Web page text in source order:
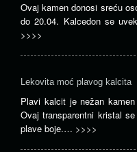
Ovaj kamen donosi sreću
do 20.04. Kalcedon se
>>>>
Lekovita moć plavog kalcita
Plavi kalcit je nežan
Ovaj transparentni kristal
plave boje.… >>>>